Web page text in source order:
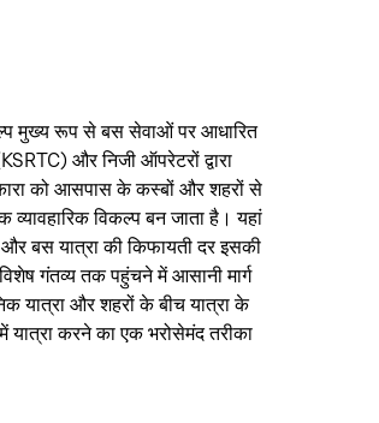
मुख्य रूप से बस सेवाओं पर आधारित
और निजी ऑपरेटरों द्वारा
को आसपास के कस्बों और शहरों से
विकल्प बन जाता है। यहां
और बस यात्रा की किफायती दर इसकी
गंतव्य तक पहुंचने में आसानी मार्ग
यात्रा और शहरों के बीच यात्रा के
यात्रा करने का एक भरोसेमंद तरीका